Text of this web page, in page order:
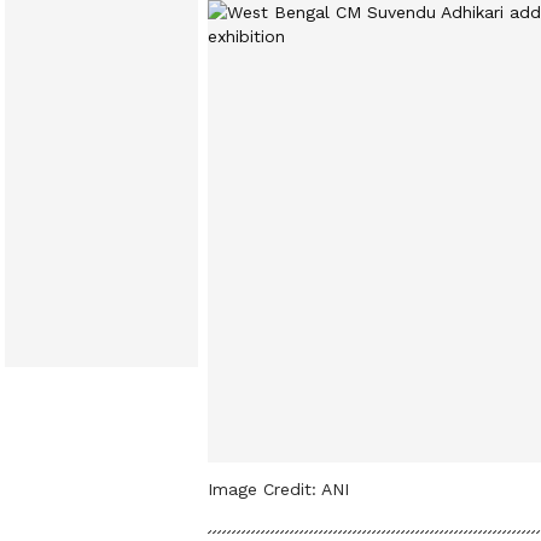
Image Credit: ANI